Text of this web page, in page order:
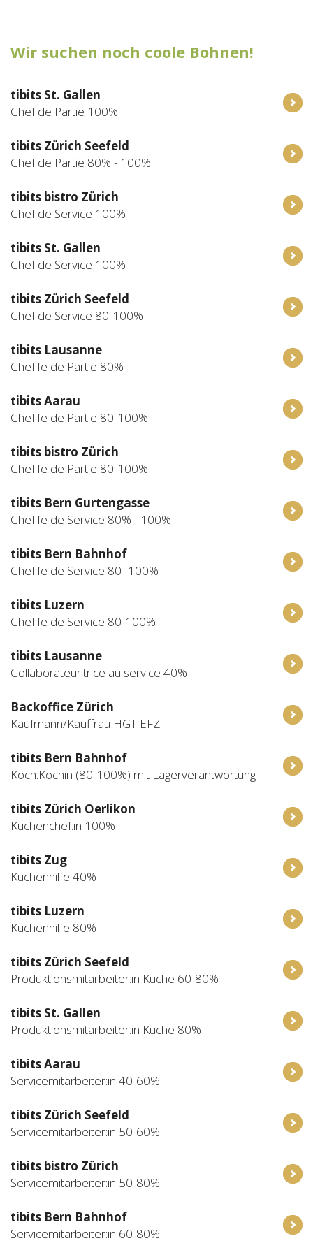
Login
Wir suchen noch coole Bohnen!
tibits St. Gallen
Chef de Partie 100%
tibits Zürich Seefeld
Chef de Partie 80% - 100%
tibits bistro Zürich
Chef de Service 100%
tibits St. Gallen
Chef de Service 100%
tibits Zürich Seefeld
Chef de Service 80-100%
tibits Lausanne
Chef:fe de Partie 80%
tibits Aarau
Chef:fe de Partie 80-100%
tibits bistro Zürich
Chef:fe de Partie 80-100%
tibits Bern Gurtengasse
Chef:fe de Service 80% - 100%
tibits Bern Bahnhof
Chef:fe de Service 80- 100%
tibits Luzern
Chef:fe de Service 80-100%
tibits Lausanne
Collaborateur:trice au service 40%
Backoffice Zürich
Kaufmann/Kauffrau HGT EFZ
tibits Bern Bahnhof
Koch:Köchin (80-100%) mit Lagerverantwortung
tibits Zürich Oerlikon
Küchenchef:in 100%
tibits Zug
Küchenhilfe 40%
tibits Luzern
Küchenhilfe 80%
tibits Zürich Seefeld
Produktionsmitarbeiter:in Küche 60-80%
tibits St. Gallen
Produktionsmitarbeiter:in Küche 80%
tibits Aarau
Servicemitarbeiter:in 40-60%
tibits Zürich Seefeld
Servicemitarbeiter:in 50-60%
tibits bistro Zürich
Servicemitarbeiter:in 50-80%
tibits Bern Bahnhof
Servicemitarbeiter:in 60-80%